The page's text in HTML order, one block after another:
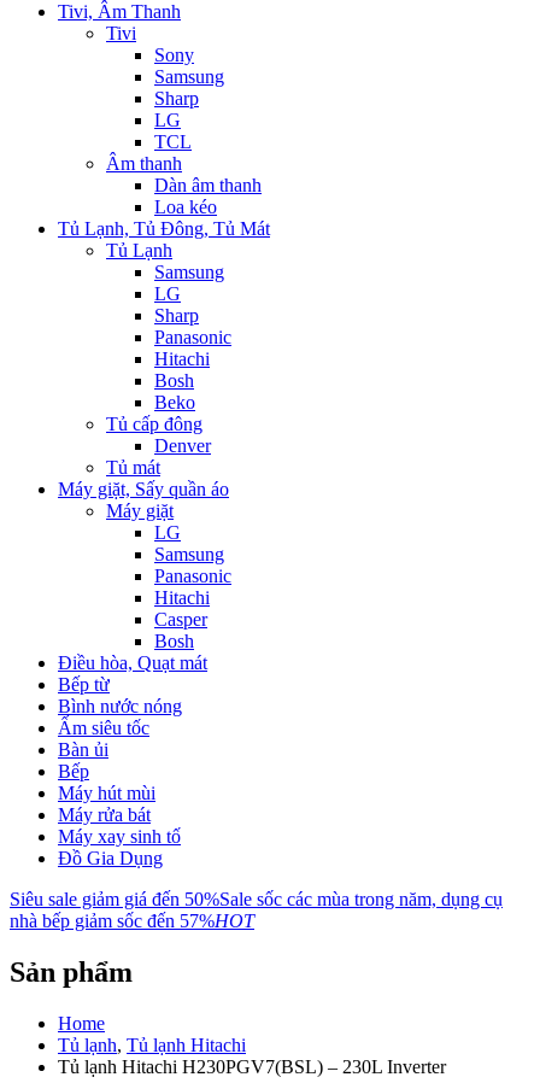
Tivi, Âm Thanh
Tivi
Sony
Samsung
Sharp
LG
TCL
Âm thanh
Dàn âm thanh
Loa kéo
Tủ Lạnh, Tủ Đông, Tủ Mát
Tủ Lạnh
Samsung
LG
Sharp
Panasonic
Hitachi
Bosh
Beko
Tủ cấp đông
Denver
Tủ mát
Máy giặt, Sấy quần áo
Máy giặt
LG
Samsung
Panasonic
Hitachi
Casper
Bosh
Điều hòa, Quạt mát
Bếp từ
Bình nước nóng
Ấm siêu tốc
Bàn ủi
Bếp
Máy hút mùi
Máy rửa bát
Máy xay sinh tố
Đồ Gia Dụng
Siêu sale giảm giá đến 50%Sale sốc các mùa trong năm, dụng cụ
nhà bếp giảm sốc đến 57%HOT
Sản phẩm
Home
Tủ lạnh, Tủ lạnh Hitachi
Tủ lạnh Hitachi H230PGV7(BSL) – 230L Inverter